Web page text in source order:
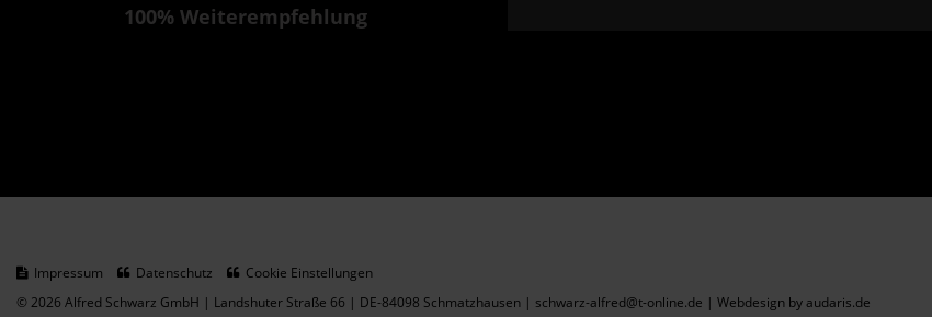
100% Weiterempfehlung
Impressum Datenschutz
Cookie Einstellungen
© 2026 Alfred Schwarz GmbH | Landshuter Straße 66 | DE-84098 Schmatzhausen | schwarz-alfred@t-online.de | Webdesign by audaris.de